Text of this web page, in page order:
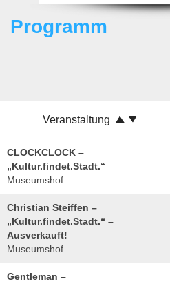
Programm
Veranstaltung
CLOCKCLOCK –
„Kultur.findet.Stadt.“
Museumshof
Christian Steiffen –
„Kultur.findet.Stadt.“ –
Ausverkauft!
Museumshof
Gentleman –